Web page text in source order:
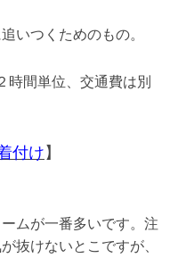
いつくためのもの。
間単位、交通費は別
付け 】
ムが一番多いです。注
抜けないとこですが、